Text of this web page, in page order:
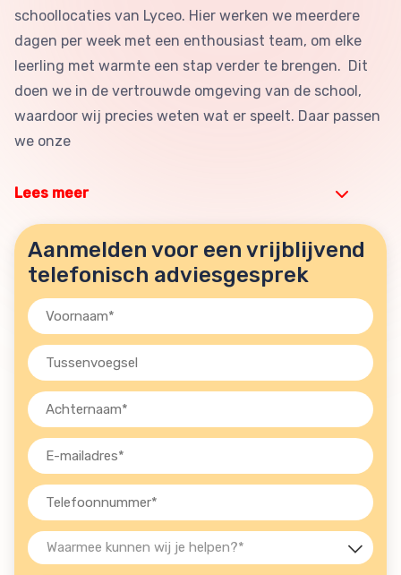
schoollocaties van Lyceo. Hier werken we meerdere
dagen per week met een enthousiast team, om elke
leerling met warmte een stap verder te brengen. Dit
doen we in de vertrouwde omgeving van de school,
waardoor wij precies weten wat er speelt. Daar passen
we onze
Lees meer
Aanmelden voor een vrijblijvend
telefonisch adviesgesprek
Voornaam
(Vereist)
Tussenvoegsel
Achternaam
(Vereist)
E-
mailadres
(Vereist)
Telefoon
(Vereist)
Waarmee
kunnen